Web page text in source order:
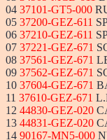
04 37101-GT5-000
05 37200-GEZ-611
06 37210-GEZ-611
07 37221-GEZ-671
08 37561-GEZ-671
09 37562-GEZ-671
10 37604-GEZ-671
11 37610-GEZ-671
12 44830-GEZ-020
13 44831-GEZ-020
14 90167-MN5-000